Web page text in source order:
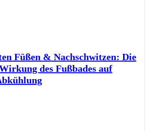
Füßen & Nachschwitzen: Die
des Fußbades auf